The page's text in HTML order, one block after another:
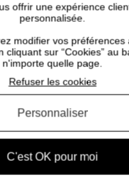
offrir une expérience
personnalisée.
modifier vos préférences
cliquant sur “Cookies” au
n'importe quelle page.
C'est OK pour moi
Refuser les cookies
Personnaliser